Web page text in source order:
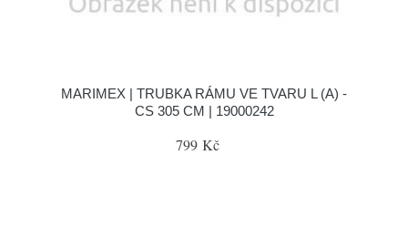
MARIMEX | TRUBKA RÁMU VE TVARU L (A) -
CS 305 CM | 19000242
799 Kč